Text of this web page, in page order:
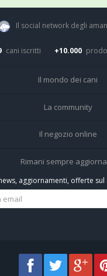
Il social network degli
cani iscritti +10.000
Il mondo dei cani
Tutte le razze
La community
Home
Tutti i cani iscritti
Il negozio online
Negozio per cani
Spedizioni e resi
Rimani sempre
aggiornamenti, offerte